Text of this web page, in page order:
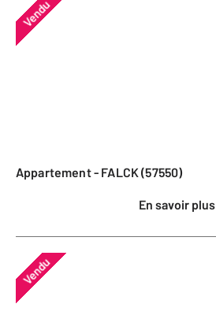
Vendu
Appartement - FALCK (57550)
En savoir plus
Vendu